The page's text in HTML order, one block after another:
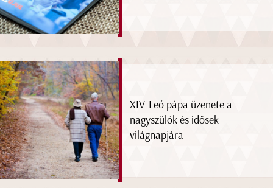
XIV. Leó pápa üzenete a
nagyszülők és idősek
világnapjára